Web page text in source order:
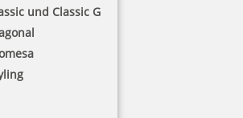
und Classic G
mit Kissen 76093, Ref. 231091